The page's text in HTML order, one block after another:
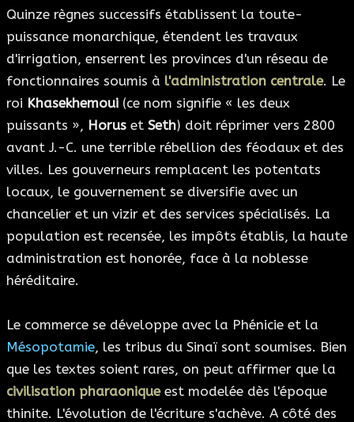
Quinze règnes successifs établissent la toute-
puissance monarchique, étendent les travaux
d'irrigation, enserrent les provinces d'un réseau de
fonctionnaires soumis à l'administration centrale. Le
roi Khasekhemoui (ce nom signifie « les deux
puissants », Horus et Seth) doit réprimer vers 2800
avant J.-C. une terrible rébellion des féodaux et des
villes. Les gouverneurs remplacent les potentats
locaux, le gouvernement se diversifie avec un
chancelier et un vizir et des services spécialisés. La
population est recensée, les impôts établis, la haute
administration est honorée, face à la noblesse
héréditaire.
Le commerce se développe avec la Phénicie et la
Mésopotamie, les tribus du Sinaï sont soumises. Bien
que les textes soient rares, on peut affirmer que la
civilisation pharaoniqueest modelée dès l'époque
thinite. L'évolution de l'écriture s'achève. A côté des